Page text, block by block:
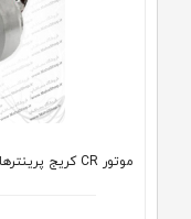
موتور CR کریج پرینترهای L3256 , L3258 , L3260 اپسون